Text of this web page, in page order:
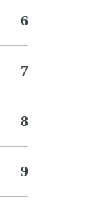
6
7
8
9